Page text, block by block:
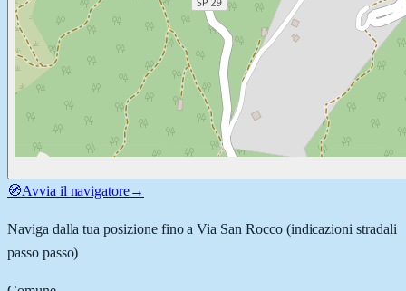
🧭Avvia il navigatore→
Naviga dalla tua posizione fino aVia San Rocco(indicazioni stradali
passo passo)